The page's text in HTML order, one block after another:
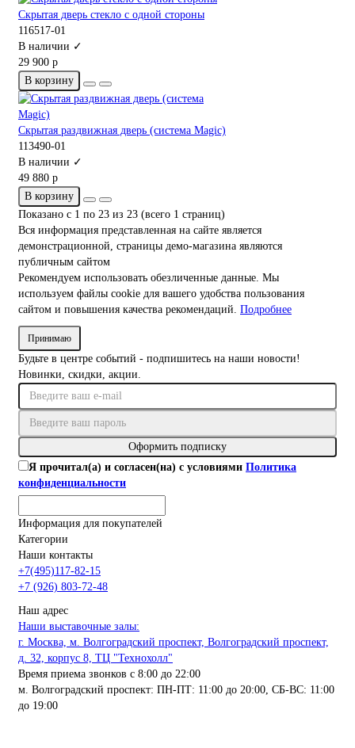
Скрытая дверь стекло с одной стороны
116517-01
В наличии ✓
29 900 р
В корзину
Скрытая раздвижная дверь (система Magic)
113490-01
В наличии ✓
49 880 р
В корзину
Показано с 1 по 23 из 23 (всего 1 страниц)
Вся информация представленная на сайте является
демонстрационной, страницы демо-магазина являются
публичным сайтом
Рекомендуем использовать обезличенные данные. Мы
используем файлы cookie для вашего удобства пользования
сайтом и повышения качества рекомендаций. Подробнее
Принимаю
Будьте в центре событий - подпишитесь на наши новости!
Новинки, скидки, акции.
Оформить подписку
Я прочитал(а) и согласен(на) с условиями Политика
конфиденциальности
Информация для покупателей
Категории
Наши контакты
+7(495)117-82-15
+7 (926) 803-72-48
Наш адрес
Наши выставочные залы:
г. Москва, м. Волгоградский проспект, Волгоградский проспект,
д. 32, корпус 8, ТЦ "Технохолл"
Время приема звонков с 8:00 до 22:00
м. Волгоградский проспект: ПН-ПТ: 11:00 до 20:00, СБ-ВС: 11:00
до 19:00